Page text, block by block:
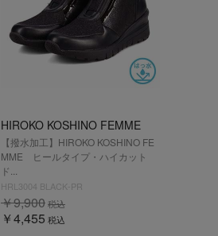
HIROKO KOSHINO FEMME
【撥水加工】HIROKO KOSHINO FE
MME ヒールタイプ・ハイカット
ド...
HRL3004 BLACK-PR
￥4,455 税込
￥9,900税込